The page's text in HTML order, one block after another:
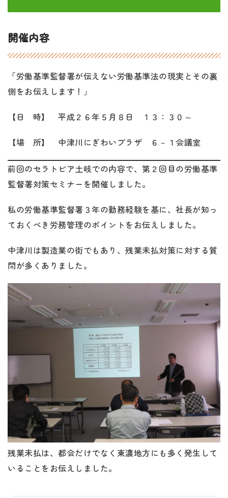
開催内容
「労働基準監督署が伝えない労働基準法の現実とその裏
側をお伝えします！」
【日 時】 平成２６年５月８日 １３：３０～
【場 所】 中津川にぎわいプラザ ６－１会議室
前回のセラトピア土岐での内容で、第２回目の労働基準
監督署対策セミナーを開催しました。
私の労働基準監督署３年の勤務経験を基に、社長が知っ
ておくべき労務管理のポイントをお伝えしました。
中津川は製造業の街でもあり、残業未払対策に対する質
問が多くありました。
残業未払は、都会だけでなく東濃地方にも多く発生して
いることをお伝えしました。